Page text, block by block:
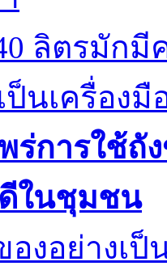
ลิตรมัก
นเครื่องมื
ร่การใช้ถั
ในชุมชน
องอย่างเ